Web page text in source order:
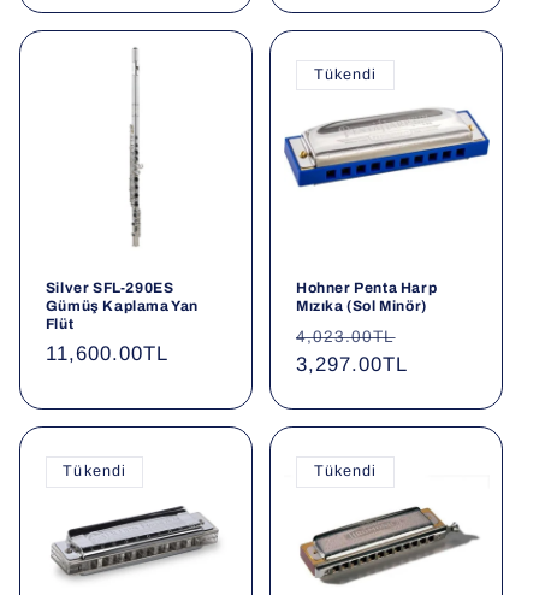
Silver SFL-290ES
Gümüş Kaplama Yan
Flüt
Normal
11,600.00TL
Tükendi
Hohner Penta Harp
Mızıka (Sol Minör)
Normal
fiyat
4,023.00TL
3,297.00TL
Tükendi Tükendi